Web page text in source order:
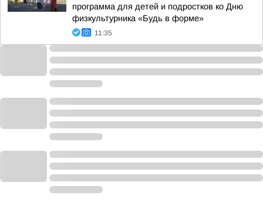
программа для детей и подростков ко Дню
физкультурника «Будь в форме»
11:35